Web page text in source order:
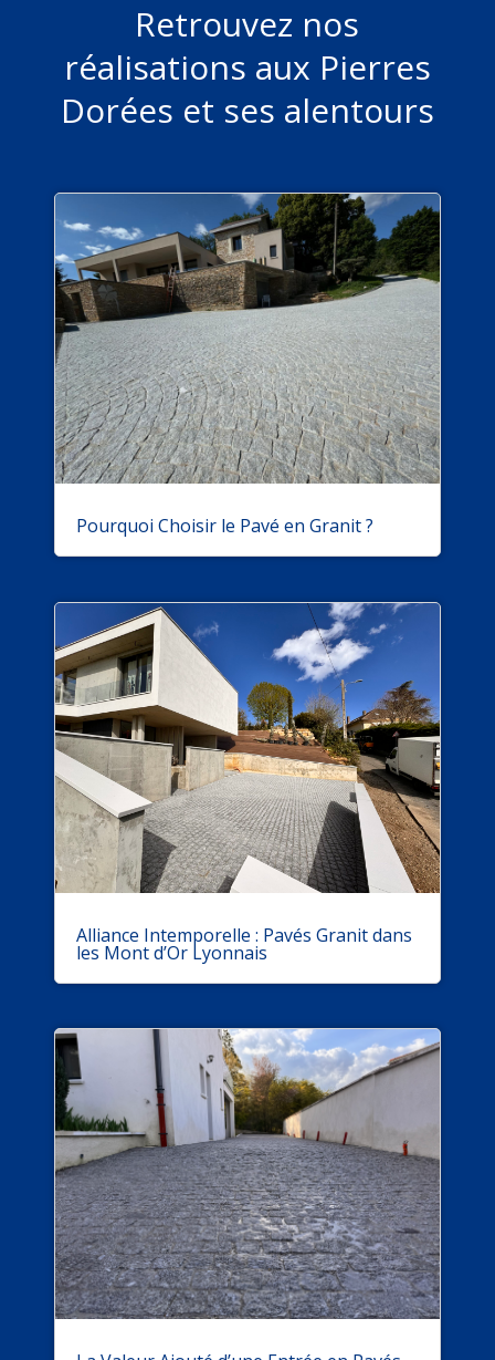
Retrouvez nos
réalisations aux Pierres
Dorées et ses alentours
Pourquoi Choisir le Pavé en Granit ?
Alliance Intemporelle : Pavés Granit dans
les Mont d’Or Lyonnais